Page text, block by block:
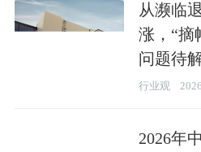
从濒临
涨，“摘
问题待
行业观
2026年